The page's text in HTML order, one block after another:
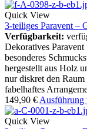
Quick View
3-teiliges Paravent –
Verfügbarkeit:
Dekoratives
besonderes
hergestellt aus Holz
nur diskret den
fabelhaftes
149,90 € Ausführung
Quick View